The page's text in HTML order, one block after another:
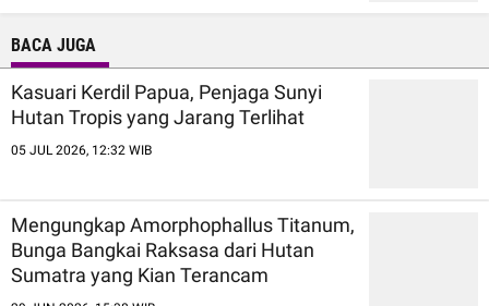
BACA JUGA
Kasuari Kerdil Papua, Penjaga Sunyi
Hutan Tropis yang Jarang Terlihat
05 JUL 2026, 12:32 WIB
Mengungkap Amorphophallus Titanum,
Bunga Bangkai Raksasa dari Hutan
Sumatra yang Kian Terancam